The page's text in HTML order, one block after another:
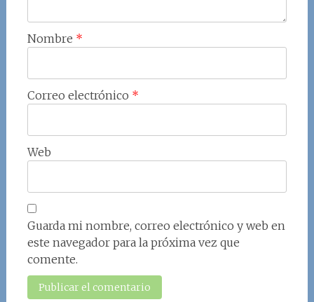
Nombre *
Correo electrónico *
Web
Guarda mi nombre, correo electrónico y web en
este navegador para la próxima vez que
comente.